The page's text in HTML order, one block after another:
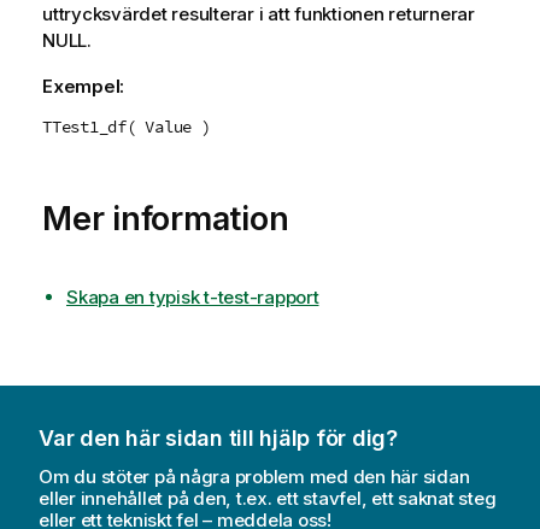
uttrycksvärdet resulterar i att funktionen returnerar
NULL.
Exempel:
TTest1_df( Value )
Mer information
Skapa en typisk t-test-rapport
Var den här sidan till hjälp för dig?
Om du stöter på några problem med den här sidan
eller innehållet på den, t.ex. ett stavfel, ett saknat steg
eller ett tekniskt fel – meddela oss!